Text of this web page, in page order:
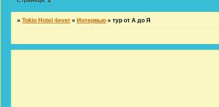
»Tokio Hotel 4ever » Интервью »тур от А до Я